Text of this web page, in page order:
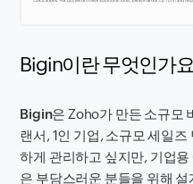
Bigin이란 무엇인가
Bigin은 Zoho가 만든 소규모
랜서, 1인 기업, 소규모 세일
하게 관리하고 싶지만, 기업
은 부담스러운 분들을 위해